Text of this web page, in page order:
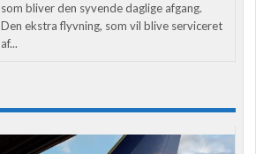
som bliver den syvende daglige afgang.
Den ekstra flyvning, som vil blive serviceret
af...